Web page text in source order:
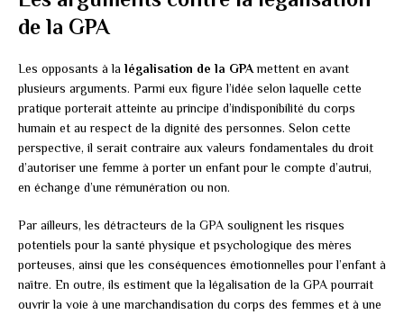
de la GPA
Les opposants à la légalisation de la GPAmettent en avant
plusieurs arguments. Parmi eux figure l’idée selon laquelle cette
pratique porterait atteinte au principe d’indisponibilité du corps
humain et au respect de la dignité des personnes. Selon cette
perspective, il serait contraire aux valeurs fondamentales du droit
d’autoriser une femme à porter un enfant pour le compte d’autrui,
en échange d’une rémunération ou non.
Par ailleurs, les détracteurs de la GPA soulignent les risques
potentiels pour la santé physique et psychologique des mères
porteuses, ainsi que les conséquences émotionnelles pour l’enfant à
naître. En outre, ils estiment que la légalisation de la GPA pourrait
ouvrir la voie à une marchandisation du corps des femmes et à une